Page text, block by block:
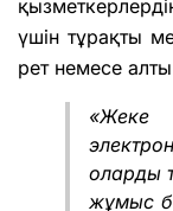
үшін тұрақты
рет немесе алты
«Жеке
оларды
жұмыс